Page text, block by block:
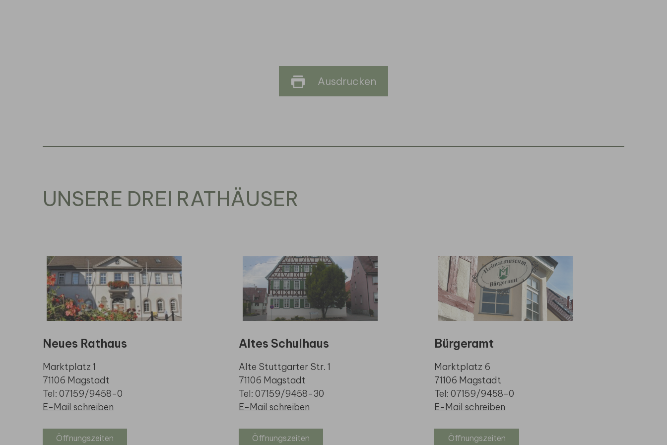
Ausdrucken
UNSERE DREI RATHÄUSER
Neues Rathaus
Marktplatz 1
71106 Magstadt
Tel: 07159/9458-0
E-Mail schreiben
Öffnungszeiten
Altes Schulhaus
Alte Stuttgarter Str. 1
71106 Magstadt
Tel: 07159/9458-30
E-Mail schreiben
Öffnungszeiten
Bürgeramt
Marktplatz 6
71106 Magstadt
Tel: 07159/9458-0
E-Mail schreiben
Öffnungszeiten